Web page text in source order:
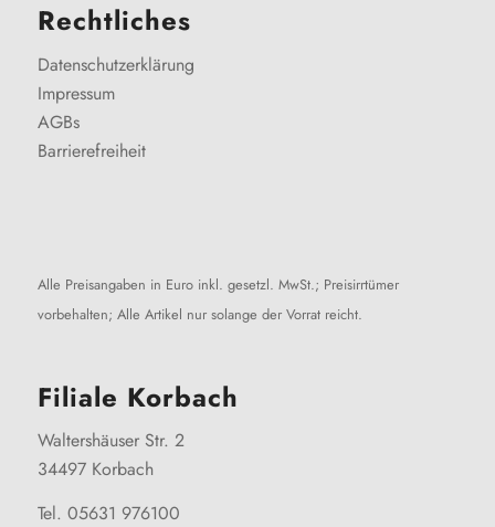
Rechtliches
Datenschutzerklärung
Impressum
AGBs
Barrierefreiheit
Alle Preisangaben in Euro inkl. gesetzl. MwSt.; Preisirrtümer
vorbehalten; Alle Artikel nur solange der Vorrat reicht.
Filiale Korbach
Waltershäuser Str. 2
34497 Korbach
Tel. 05631 976100